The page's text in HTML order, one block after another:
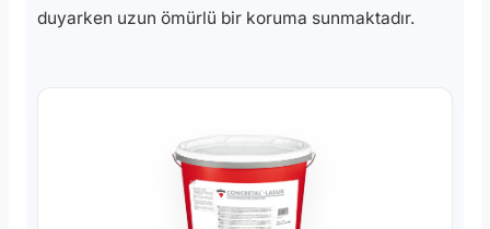
duyarken uzun ömürlü bir koruma sunmaktadır.